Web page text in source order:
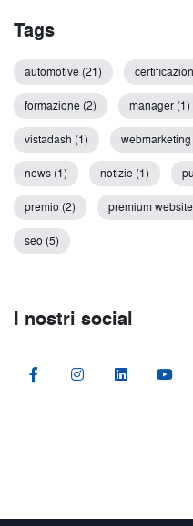
Tags
automotive (21)
formazione (2) manager (1)
vistadash (1) webmarketing
news (1) notizie (1)
premio (2) premium
seo (5)
I nostri social